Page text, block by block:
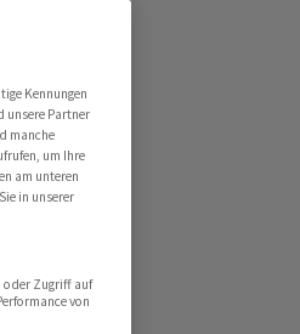
Kennungen
unsere Partner
manche
um Ihre
am unteren
in unserer
oder Zugriff auf
von